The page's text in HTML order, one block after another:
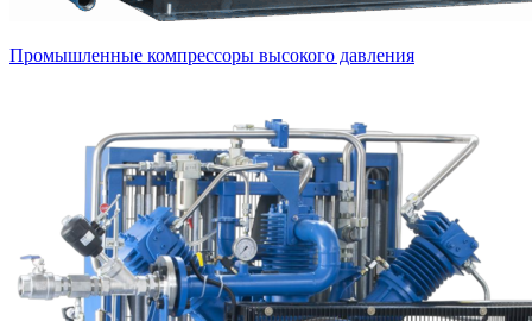
Промышленные компрессоры высокого давления